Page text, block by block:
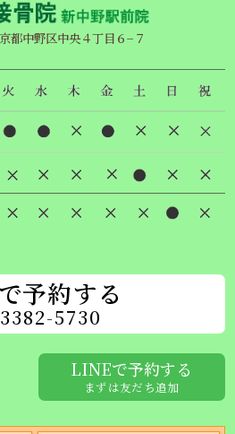
都中野区中央４丁目６−７
予約する
5730
LINEで予約する
まずは友だち追加